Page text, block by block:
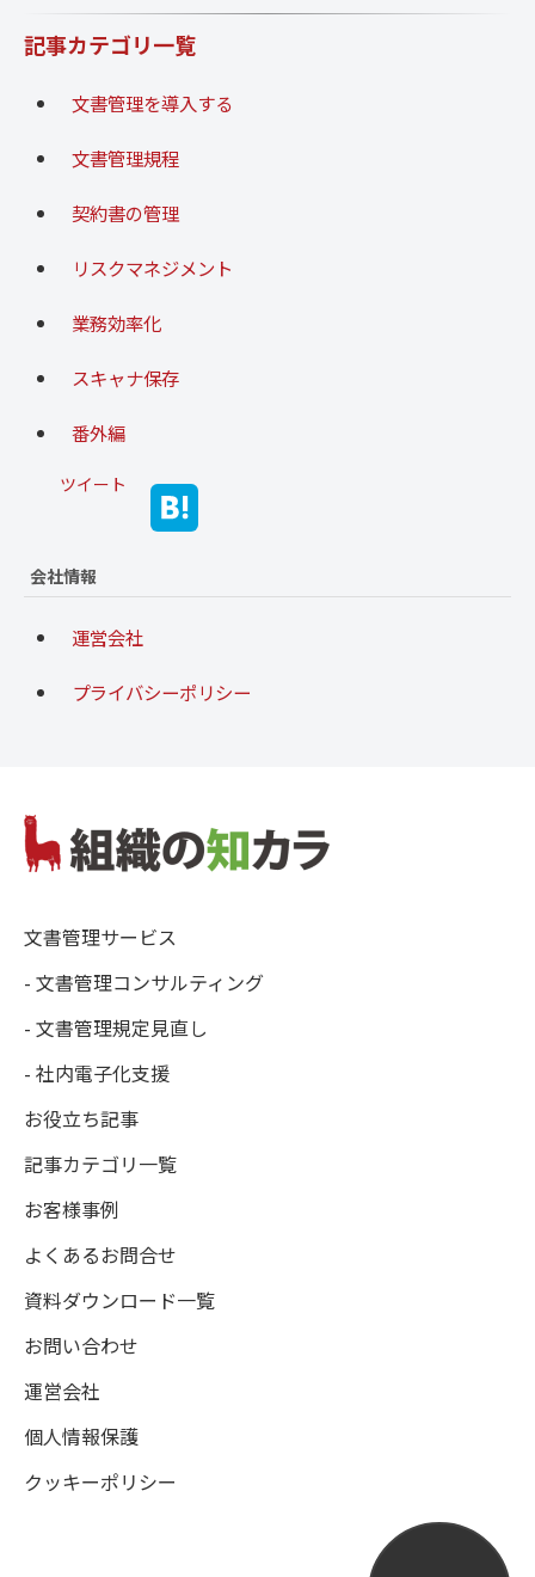
記事カテゴリ一覧
文書管理を導入する
文書管理規程
契約書の管理
リスクマネジメント
業務効率化
スキャナ保存
番外編
ツイート
会社情報
運営会社
プライバシーポリシー
文書管理サービス
- 文書管理コンサルティング
- 文書管理規定見直し
- 社内電子化支援
お役立ち記事
記事カテゴリ一覧
お客様事例
よくあるお問合せ
資料ダウンロード一覧
お問い合わせ
運営会社
個人情報保護
クッキーポリシー